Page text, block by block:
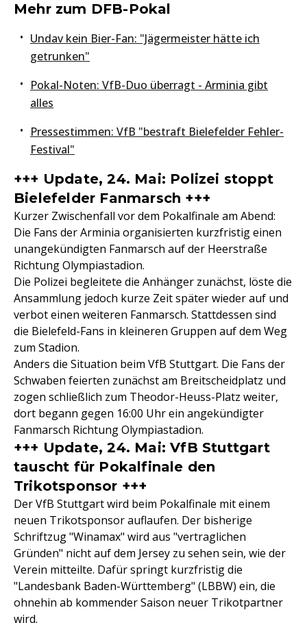
Mehr zum DFB-Pokal
Undav kein Bier-Fan: "Jägermeister hätte ich
getrunken"
Pokal-Noten: VfB-Duo überragt - Arminia gibt
alles
Pressestimmen: VfB "bestraft Bielefelder Fehler-
Festival"
+++ Update, 24. Mai: Polizei stoppt
Bielefelder Fanmarsch +++
Kurzer Zwischenfall vor dem Pokalfinale am Abend:
Die Fans der Arminia organisierten kurzfristig einen
unangekündigten Fanmarsch auf der Heerstraße
Richtung Olympiastadion.
Die Polizei begleitete die Anhänger zunächst, löste die
Ansammlung jedoch kurze Zeit später wieder auf und
verbot einen weiteren Fanmarsch. Stattdessen sind
die Bielefeld-Fans in kleineren Gruppen auf dem Weg
zum Stadion.
Anders die Situation beim VfB Stuttgart. Die Fans der
Schwaben feierten zunächst am Breitscheidplatz und
zogen schließlich zum Theodor-Heuss-Platz weiter,
dort begann gegen 16:00 Uhr ein angekündigter
Fanmarsch Richtung Olympiastadion.
+++ Update, 24. Mai: VfB Stuttgart
tauscht für Pokalfinale den
Trikotsponsor +++
Der VfB Stuttgart wird beim Pokalfinale mit einem
neuen Trikotsponsor auflaufen. Der bisherige
Schriftzug "Winamax" wird aus "vertraglichen
Gründen" nicht auf dem Jersey zu sehen sein, wie der
Verein mitteilte. Dafür springt kurzfristig die
"Landesbank Baden-Württemberg" (LBBW) ein, die
ohnehin ab kommender Saison neuer Trikotpartner
wird.